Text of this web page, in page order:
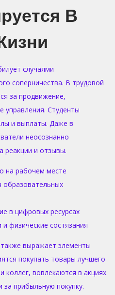
В
случаями
соперничества. В трудовой
за продвижение,
управления. Студенты
и выплаты. Даже в
неосознанно
реакции и отзывы.
на рабочем месте
образовательных
в цифровых ресурсах
физические состязания
выражает элементы
покупать товары лучшего
коллег, вовлекаются в акциях
за прибыльную покупку.